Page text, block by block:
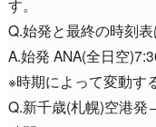
す。
Q.始発と最終の時刻表
A.始発 ANA(全日空
※時期によって変動す
Q.新千歳(札幌)空港